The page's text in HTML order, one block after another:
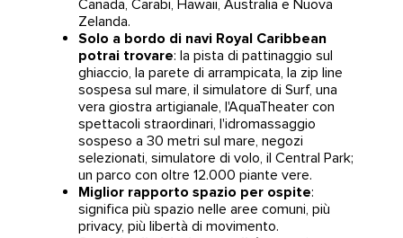
Canada, Carabi, Hawaii, Australia e Nuova
Zelanda.
Solo a bordo di navi Royal Caribbean
potrai trovare: la pista di pattinaggio sul
ghiaccio, la parete di arrampicata, la zip line
sospesa sul mare, il simulatore di Surf, una
vera giostra artigianale, l'AquaTheater con
spettacoli straordinari, l'idromassaggio
sospeso a 30 metri sul mare, negozi
selezionati, simulatore di volo, il Central Park;
un parco con oltre 12.000 piante vere.
Miglior rapporto spazio per ospite:
significa più spazio nelle aree comuni, più
privacy, più libertà di movimento.